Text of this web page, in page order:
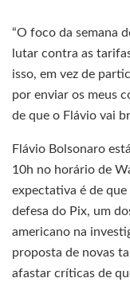
“O foco da semana
lutar contra as
isso, em vez de
por enviar os meus
de que o Flávio vai
Flávio Bolsonaro
10h no horário de
expectativa é de
defesa do Pix, um
americano na
proposta de novas
afastar críticas de